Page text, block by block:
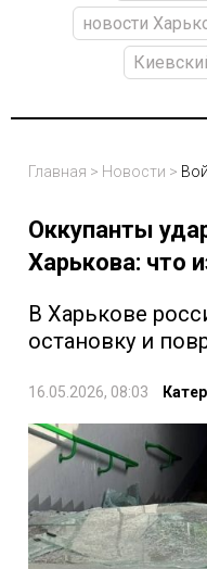
новости
Главная > Новости >
Оккупанты
Харькова: что
В Харькове
остановку и
16.05.2026, 08:03